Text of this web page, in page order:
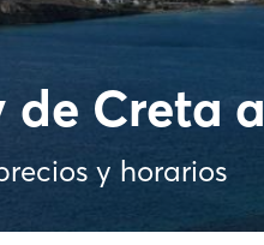
de Creta
y horarios